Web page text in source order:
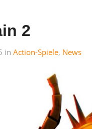
2
in Action-Spiele, News